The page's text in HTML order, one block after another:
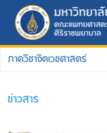
ภาควิชาจิตเวชศาสตร์
ข่าวสาร